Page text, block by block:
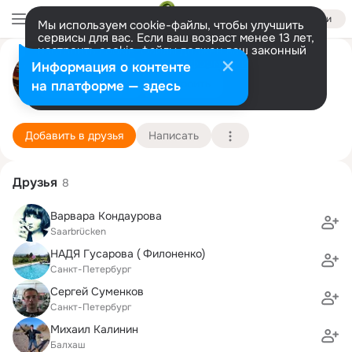
Войти
Мы используем cookie-файлы, чтобы улучшить
сервисы для вас. Если ваш возраст менее 13 лет,
настроить cookie-файлы должен ваш законный
представитель. Больше информации
Разрешить все Настроить
Иван Забоев
Санкт-Петербург
Художественно-реставрационный
Подробнее
Добавить в друзья Написать
Друзья 8
Варвара Кондаурова
Saarbrücken
НАДЯ Гусарова ( Филоненко)
Санкт-Петербург
Сергей Суменков
Санкт-Петербург
Михаил Калинин
Балхаш
Информация о контенте
на платформе — здесь